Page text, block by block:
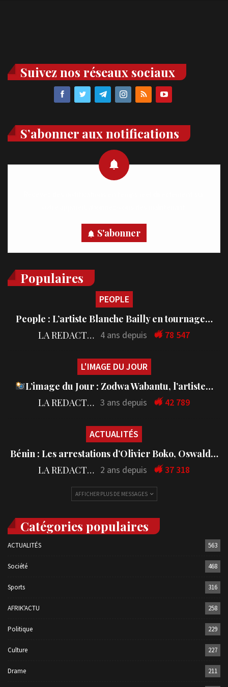
Suivez nos réseaux sociaux
S’abonner aux notifications
S'abonner
Populaires
PEOPLE
People : L’artiste Blanche Bailly en tournage…
LA REDACTION 4 ans depuis 78 547
L'IMAGE DU JOUR
L’image du Jour : Zodwa Wabantu, l’artiste…
LA REDACTION 3 ans depuis 42 789
ACTUALITÉS
Bénin : Les arrestations d’Olivier Boko, Oswald…
LA REDACTION 2 ans depuis 37 318
AFFICHER PLUS DE MESSAGES
Catégories populaires
ACTUALITÉS 563
Société 468
Sports 316
AFRIK'ACTU 258
Politique 229
Culture 227
Drame 211